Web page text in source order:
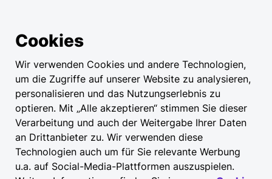
Cookies
Wir verwenden Cookies und andere Technologien,
um die Zugriffe auf unserer Website zu analysieren,
personalisieren und das Nutzungserlebnis zu
optieren. Mit „Alle akzeptieren“ stimmen Sie dieser
Verarbeitung und auch der Weitergabe Ihrer Daten
an Drittanbieter zu. Wir verwenden diese
Technologien auch um für Sie relevante Werbung
u.a. auf Social-Media-Plattformen auszuspielen.